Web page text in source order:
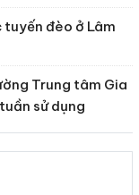
đèo ở Lâm
Trung tâm Gia
sử dụng